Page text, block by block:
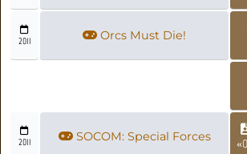
2011 Orcs Must Die!
2011 SOCOM: Special Forces